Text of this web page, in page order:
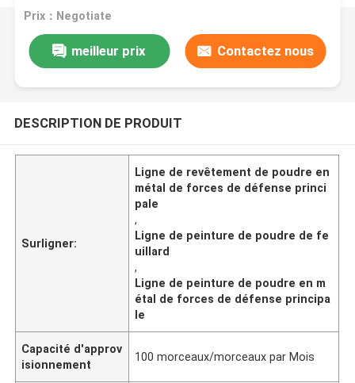
de feuillard
Prix：Negotiate
meilleur prix Contactez nous
DESCRIPTION DE PRODUIT
Surligner:
Ligne de revêtement de poudre en
métal de forces de défense princi
pale
,
Ligne de peinture de poudre de fe
uillard
,
Ligne de peinture de poudre en m
étal de forces de défense principa
le
Capacité d'approv
isionnement
100 morceaux/morceaux par Mois